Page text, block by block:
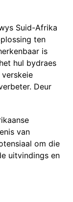
Suid-Afrika
ten
is
hul bydraes
Deur
van
om die
uitvindings en